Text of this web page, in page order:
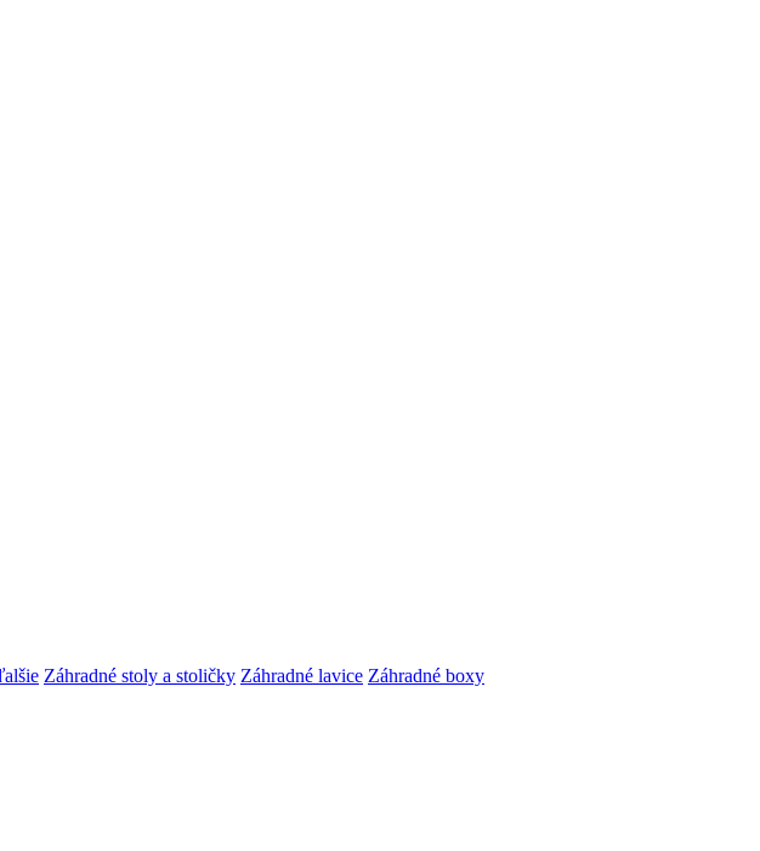
Záhradné stoly a stoličky Záhradné lavice Záhradné boxy